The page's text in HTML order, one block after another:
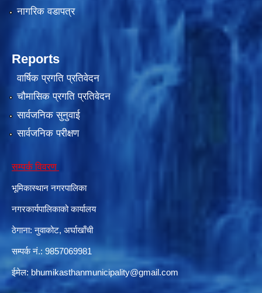
नागरिक वडापत्र
Reports
वार्षिक प्रगति प्रतिवेदन
चौमासिक प्रगति प्रतिवेदन
सार्वजनिक सुनुवाई
सार्वजनिक परीक्षण
सम्पर्क विवरण
भूमिकास्थान नगरपालिका
नगरकार्यपालिकाको कार्यालय
ठेगाना: नुवाकोट, अर्घाखाँची
सम्पर्क नं.: 9857069981
ईमेल: bhumikasthanmunicipality@gmail.com